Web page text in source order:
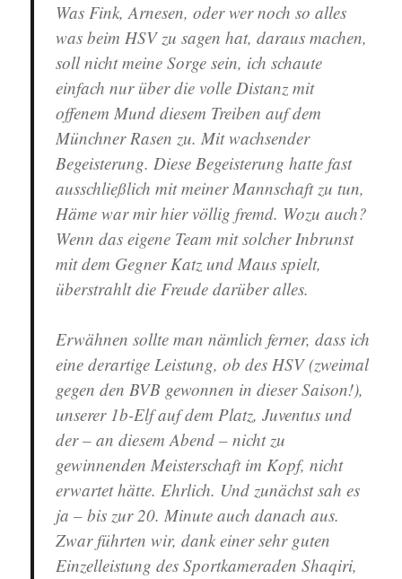
Was Fink, Arnesen, oder wer noch so alles
was beim HSV zu sagen hat, daraus machen,
soll nicht meine Sorge sein, ich schaute
einfach nur über die volle Distanz mit
offenem Mund diesem Treiben auf dem
Münchner Rasen zu. Mit wachsender
Begeisterung. Diese Begeisterung hatte fast
ausschließlich mit meiner Mannschaft zu tun,
Häme war mir hier völlig fremd. Wozu auch?
Wenn das eigene Team mit solcher Inbrunst
mit dem Gegner Katz und Maus spielt,
überstrahlt die Freude darüber alles.
Erwähnen sollte man nämlich ferner, dass ich
eine derartige Leistung, ob des HSV (zweimal
gegen den BVB gewonnen in dieser Saison!),
unserer 1b-Elf auf dem Platz, Juventus und
der – an diesem Abend – nicht zu
gewinnenden Meisterschaft im Kopf, nicht
erwartet hätte. Ehrlich. Und zunächst sah es
ja – bis zur 20. Minute auch danach aus.
Zwar führten wir, dank einer sehr guten
Einzelleistung des Sportkameraden Shaqiri,